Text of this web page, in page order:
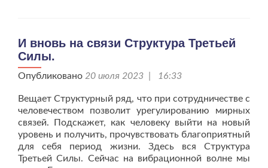
на
И вновь на связи Структура Третьей
Силы.
Опубликовано 20 июля 2023 | 16:33
Вещает Структурный ряд, что при сотрудничестве с
человечеством позволит урегулированию мирных
связей. Подскажет, как человеку выйти на новый
уровень и получить, прочувствовать благоприятный
для себя период жизни. Здесь вся Структура
Третьей Силы. Сейчас на вибрационной волне мы